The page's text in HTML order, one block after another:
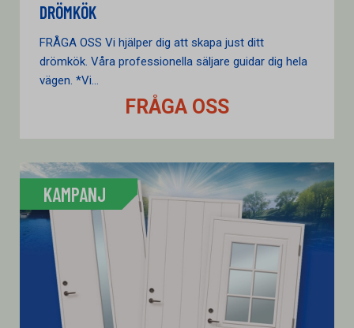
DRÖMKÖK
FRÅGA OSS Vi hjälper dig att skapa just ditt
drömkök. Våra professionella säljare guidar dig hela
vägen. *Vi...
FRÅGA OSS
KAMPANJ